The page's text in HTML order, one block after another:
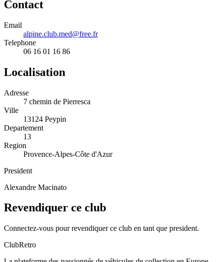
Contact
Email
alpine.club.med@free.fr
Telephone
06 16 01 16 86
Localisation
Adresse
7 chemin de Pierresca
Ville
13124 Peypin
Departement
13
Region
Provence-Alpes-Côte d'Azur
President
Alexandre Macinato
Revendiquer ce club
Connectez-vous pour revendiquer ce club en tant que president.
ClubRetro